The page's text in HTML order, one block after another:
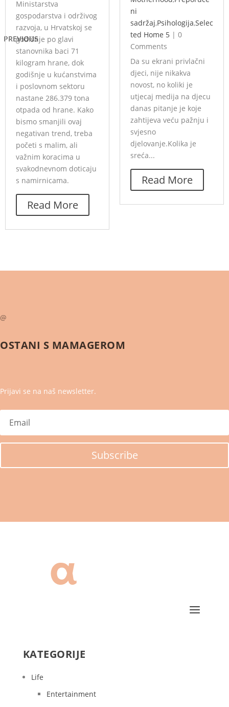
PREVIOUS
Ministarstva
gospodarstva i održivog
razvoja, u Hrvatskoj se
godišnje po glavi
stanovnika baci 71
kilogram hrane, dok
godišnje u kućanstvima
i poslovnom sektoru
nastane 286.379 tona
otpada od hrane. Kako
bismo smanjili ovaj
negativan trend, treba
početi s malim, ali
važnim koracima u
svakodnevnom doticaju
s namirnicama.
Read More
ni
sadržaj,Psihologija,Selec
ted Home 5 | 0
Comments
Da su ekrani privlačni
djeci, nije nikakva
novost, no koliki je
utjecaj medija na djecu
danas pitanje je koje
zahtijeva veću pažnju i
svjesno
djelovanje.Kolika je
sreća...
Read More
@
OSTANI S MAMAGEROM
Prijavi se na naš newsletter.
Subscribe
KATEGORIJE
Life
Entertainment